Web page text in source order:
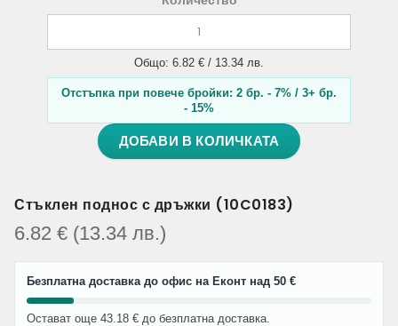
Общо: 6.82 € / 13.34 лв.
Отстъпка при повече бройки: 2 бр. - 7% / 3+ бр.
- 15%
ДОБАВИ В КОЛИЧКАТА
Стъклен поднос с дръжки (10C0183)
6.82 € (13.34 лв.)
Безплатна доставка до офис на Еконт над 50 €
Остават още 43.18 € до безплатна доставка.